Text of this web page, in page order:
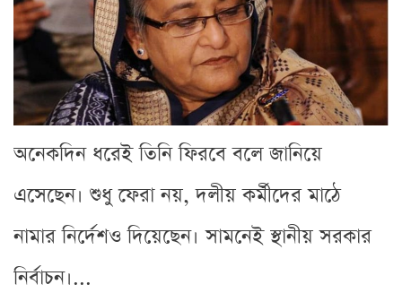
অনেকদিন ধরেই তিনি ফিরবে বলে জানিয়ে
এসেছেন। শুধু ফেরা নয়, দলীয় কর্মীদের মাঠে
নামার নির্দেশও দিয়েছেন। সামনেই স্থানীয় সরকার
নির্বাচন।...